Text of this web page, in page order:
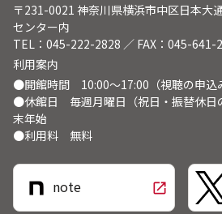
〒231-0021 神奈川県横浜市中区日本大
センター内
TEL：045-222-2828 ／ FAX：045-641-
利用案内
●開館時間 10:00～17:00（視聴の申込
●休館日 毎週月曜日（祝日・振替休日
末年始
●利用料 無料
note open_in_new